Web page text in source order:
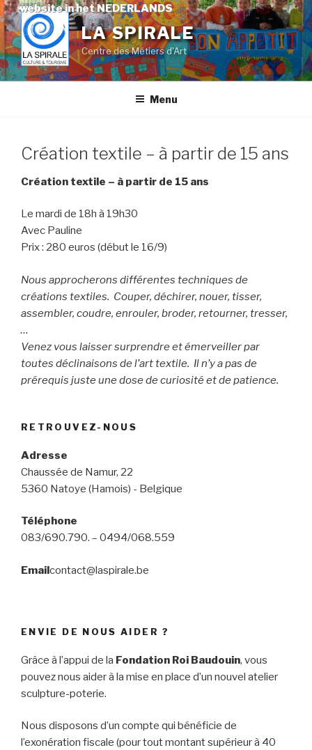
website in het NEDERLANDS
Skip
to
content
LA SPIRALE
Centre des Métiers d'Art
Menu
Création textile – à partir de 15 ans
Création textile – à partir de 15 ans
Le mardi de 18h à 19h30
Avec Pauline
Prix : 280 euros (début le 16/9)
Nous approcherons différentes techniques de
créations textiles. Couper, déchirer, nouer, tisser,
assembler, coudre, enrouler, broder, retourner, tresser,
…
Venez vous laisser surprendre et émerveiller par
toutes déclinaisons de l’art textile. Il n’y a pas de
prérequis juste une dose de curiosité et de patience.
RETROUVEZ-NOUS
Adresse
Chaussée de Namur, 22
5360 Natoye (Hamois) - Belgique
Téléphone
083/690.790. – 0494/068.559
Emailcontact@laspirale.be
ENVIE DE NOUS AIDER ?
Grâce à l’appui de la Fondation Roi Baudouin, vous
pouvez nous aider à la mise en place d’un nouvel atelier
sculpture-poterie.
Nous disposons d’un compte qui bénéficie de
l’exonération fiscale (pour tout montant supérieur à 40